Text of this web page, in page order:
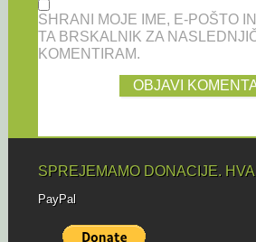
SHRANI MOJE IME, E-POŠTO
TA BRSKALNIK ZA
KOMENTIRAM.
SPREJEMAMO DONACIJE.
PayPal